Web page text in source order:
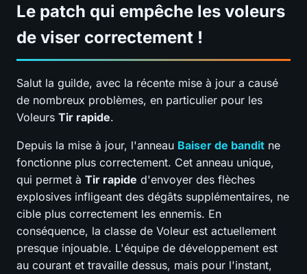
Le patch qui empêche les voleurs
de viser correctement !
Salut la guilde, avec la récente mise à jour a causé
de nombreux problèmes, en particulier pour les
Voleurs Tir rapide.
Depuis la mise à jour, l'anneau Baiser de bandit ne
fonctionne plus correctement. Cet anneau unique,
qui permet à Tir rapide d'envoyer des flèches
explosives infligeant des dégâts supplémentaires, ne
cible plus correctement les ennemis. En
conséquence, la classe de Voleur est actuellement
presque injouable. L'équipe de développement est
au courant et travaille dessus, mais pour l'instant,